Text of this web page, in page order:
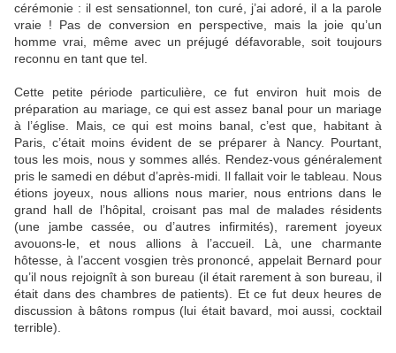
cérémonie : il est sensationnel, ton curé, j’ai adoré, il a la parole
vraie ! Pas de conversion en perspective, mais la joie qu’un
homme vrai, même avec un préjugé défavorable, soit toujours
reconnu en tant que tel.
Cette petite période particulière, ce fut environ huit mois de
préparation au mariage, ce qui est assez banal pour un mariage
à l’église. Mais, ce qui est moins banal, c’est que, habitant à
Paris, c’était moins évident de se préparer à Nancy. Pourtant,
tous les mois, nous y sommes allés. Rendez-vous généralement
pris le samedi en début d’après-midi. Il fallait voir le tableau. Nous
étions joyeux, nous allions nous marier, nous entrions dans le
grand hall de l’hôpital, croisant pas mal de malades résidents
(une jambe cassée, ou d’autres infirmités), rarement joyeux
avouons-le, et nous allions à l’accueil. Là, une charmante
hôtesse, à l’accent vosgien très prononcé, appelait Bernard pour
qu’il nous rejoignît à son bureau (il était rarement à son bureau, il
était dans des chambres de patients). Et ce fut deux heures de
discussion à bâtons rompus (lui était bavard, moi aussi, cocktail
terrible).